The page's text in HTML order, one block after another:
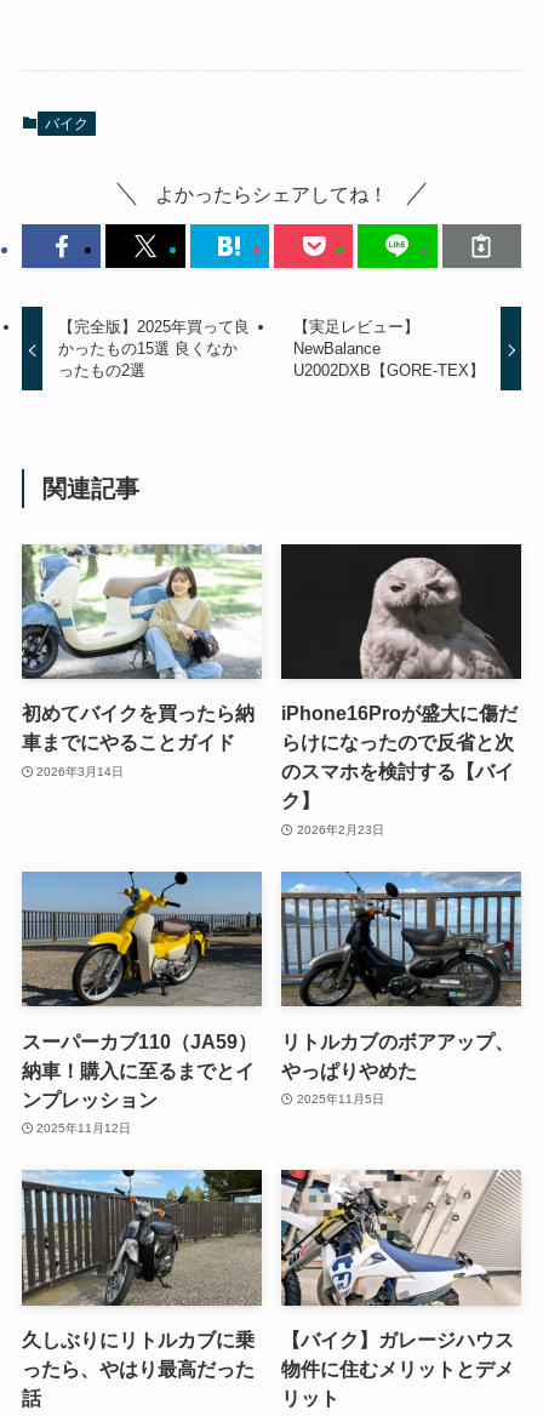
バイク
よかったらシェアしてね！
【完全版】2025年買って良
かったもの15選 良くなか
ったもの2選
【実足レビュー】
NewBalance
U2002DXB【GORE-TEX】
関連記事
初めてバイクを買ったら納
車までにやることガイド
2026年3月14日
iPhone16Proが盛大に傷だ
らけになったので反省と次
のスマホを検討する【バイ
ク】
2026年2月23日
スーパーカブ110（JA59）
納車！購入に至るまでとイ
ンプレッション
2025年11月12日
リトルカブのボアアップ、
やっぱりやめた
2025年11月5日
久しぶりにリトルカブに乗
ったら、やはり最高だった
話
【バイク】ガレージハウス
物件に住むメリットとデメ
リット